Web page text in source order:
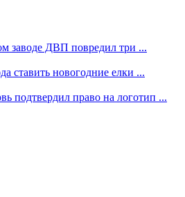
заводе ДВП повредил три ...
ставить новогодние елки ...
подтвердил право на логотип ...